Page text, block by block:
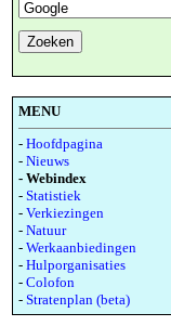
MENU
- Hoofdpagina
- Nieuws
- Webindex
- Statistiek
- Verkiezingen
- Natuur
- Werkaanbiedingen
- Hulporganisaties
- Colofon
- Stratenplan (beta)